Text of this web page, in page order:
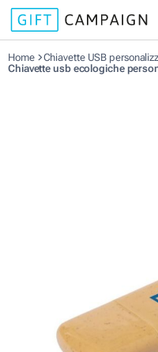
Home
Chiavette USB
Chiavette usb ecologiche